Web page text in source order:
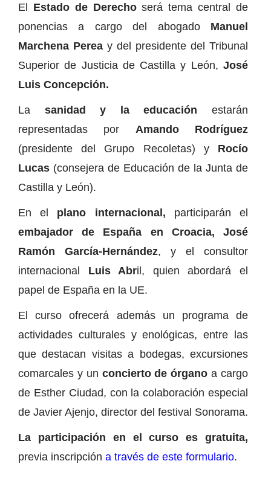
El Estado de Derechoserá tema central de
ponencias a cargo del abogado Manuel
Marchena Perea y del presidente del Tribunal
Superior de Justicia de Castilla y León, José
Luis Concepción.
La sanidad y la educación estarán
representadas por Amando Rodríguez
(presidente del Grupo Recoletas) y Rocío
Lucas (consejera de Educación de la Junta de
Castilla y León).
En el plano internacional, participarán el
embajador de España en Croacia, José
Ramón García-Hernández, y el consultor
internacional Luis Abril, quien abordará el
papel de España en la UE.
El curso ofrecerá además un programa de
actividades culturales y enológicas, entre las
que destacan visitas a bodegas, excursiones
comarcales y un concierto de órgano a cargo
de Esther Ciudad, con la colaboración especial
de Javier Ajenjo, director del festival Sonorama.
La participación en el curso es gratuita,
previa inscripción a través de este formulario.